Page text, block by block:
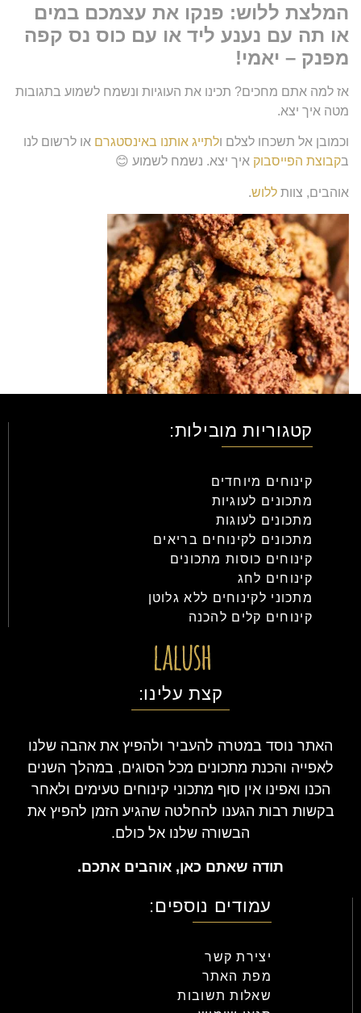
המלצת ללוש: פנקו את עצמכם במים
או תה עם נענע ליד או עם כוס נס קפה
מפנק – יאמי!
אז למה אתם מחכים? תכינו את העוגיות ונשמח לשמוע בתגובות
מטה איך יצא.
וכמובן אל תשכחו לצלם ולתייג אותנו באינסטגרם או לרשום לנו
בקבוצת הפייסבוק איך יצא. נשמח לשמוע 😊
אוהבים, צוות ללוש.
קטגוריות מובילות:
קינוחים מיוחדים
מתכונים לעוגיות
מתכונים לעוגות
מתכונים לקינוחים בריאים
קינוחים כוסות מתכונים
קינוחים לחג
מתכוני לקינוחים ללא גלוטן
קינוחים קלים להכנה
קצת עלינו:
האתר נוסד במטרה להעביר ולהפיץ את אהבה שלנו
לאפייה והכנת מתכונים מכל הסוגים, במהלך השנים
הכנו ואפינו אין סוף מתכוני קינוחים טעימים ולאחר
בקשות רבות הגענו להחלטה שהגיע הזמן להפיץ את
הבשורה שלנו אל כולם.
תודה שאתם כאן, אוהבים אתכם.
עמודים נוספים:
יצירת קשר
מפת האתר
שאלות תשובות